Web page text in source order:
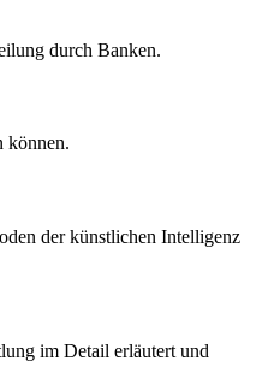
durch Banken.
können.
der künstlichen Intelligenz
im Detail erläutert und